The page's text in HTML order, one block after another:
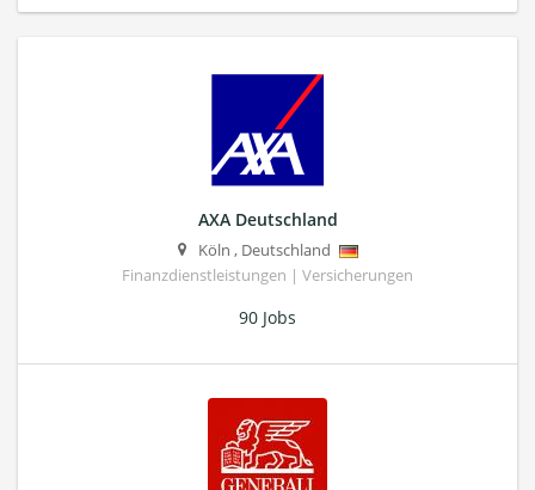
AXA Deutschland
Köln , Deutschland
Finanzdienstleistungen | Versicherungen
90 Jobs